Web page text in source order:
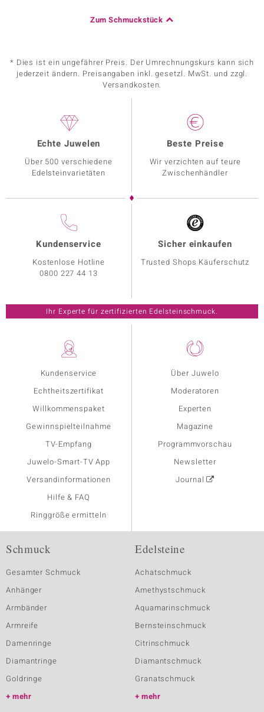
Zum Schmuckstück
* Dies ist ein ungefährer Preis. Der Umrechnungskurs kann sich
jederzeit ändern. Preisangaben inkl. gesetzl. MwSt. und zzgl.
Versandkosten.
Kundenservice
Echtheitszertifikat
Willkommenspaket
Gewinnspielteilnahme
TV-Empfang
Juwelo-Smart-TV App
Versandinformationen
Hilfe & FAQ
Ringgröße ermitteln
Über Juwelo
Moderatoren
Experten
Magazine
Programmvorschau
Newsletter
Journal
Echte Juwelen
Über 500 verschiedene
Edelsteinvarietäten
Beste Preise
Wir verzichten auf teure
Zwischenhändler
Kundenservice
Kostenlose Hotline
0800 227 44 13
Sicher einkaufen
Trusted Shops Käuferschutz
Ihr Experte für zertifizierten Edelsteinschmuck.
Schmuck
Gesamter Schmuck
Anhänger
Armbänder
Armreife
Damenringe
Diamantringe
Goldringe
mehr
Edelsteine
Achatschmuck
Amethystschmuck
Aquamarinschmuck
Bernsteinschmuck
Citrinschmuck
Diamantschmuck
Granatschmuck
mehr